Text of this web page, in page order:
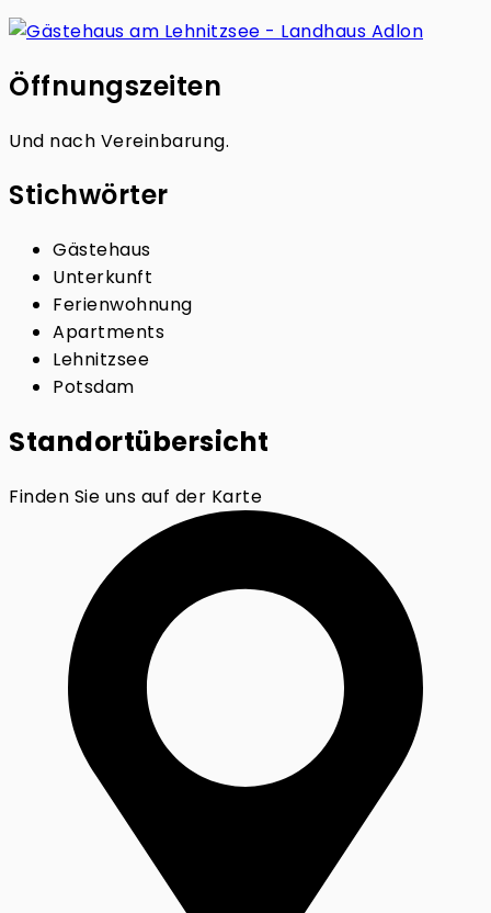
Öffnungszeiten
Und nach Vereinbarung.
Stichwörter
Gästehaus
Unterkunft
Ferienwohnung
Apartments
Lehnitzsee
Potsdam
Standortübersicht
Finden Sie uns auf der Karte